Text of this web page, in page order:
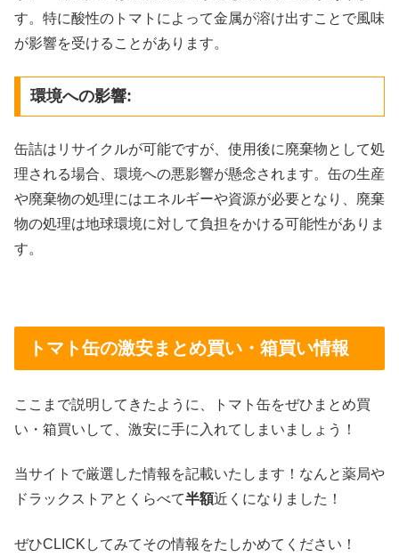
す。特に酸性のトマトによって金属が溶け出すことで風味
が影響を受けることがあります。
環境への影響:
缶詰はリサイクルが可能ですが、使用後に廃棄物として処
理される場合、環境への悪影響が懸念されます。缶の生産
や廃棄物の処理にはエネルギーや資源が必要となり、廃棄
物の処理は地球環境に対して負担をかける可能性がありま
す。
トマト缶の激安まとめ買い・箱買い情報
ここまで説明してきたように、トマト缶をぜひまとめ買
い・箱買いして、激安に手に入れてしまいましょう！
当サイトで厳選した情報を記載いたします！なんと薬局や
ドラックストアとくらべて半額近くになりました！
ぜひCLICKしてみてその情報をたしかめてください！